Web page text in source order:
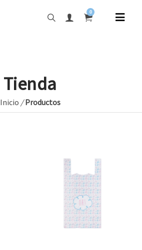
0
Tienda
Inicio /Productos